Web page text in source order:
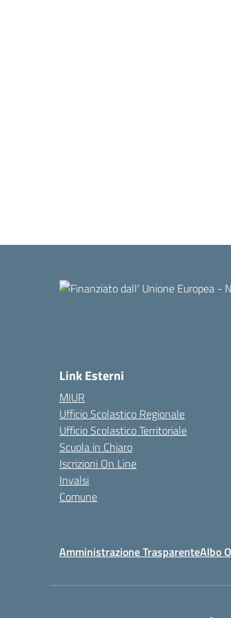
Link Esterni
MIUR
Ufficio Scolastico Regionale
Ufficio Scolastico Territoriale
Scuola in Chiaro
Iscrizioni On Line
Invalsi
Comune
Amministrazione TrasparenteAlbo